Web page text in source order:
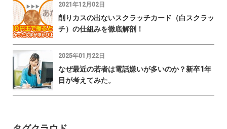
2021年12月02日
削りカスの出ないスクラッチカード（白スクラッ
チ）の仕組みを徹底解剖！
2025年01月22日
なぜ最近の若者は電話嫌いが多いのか？新卒1年
目が考えてみた。